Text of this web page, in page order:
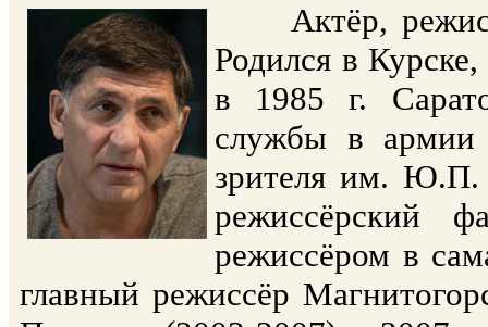
Актёр,
Родился в
в 1985 г.
службы в армии
зрителя им. Ю.П.
режиссёрский
режиссёром в
главный режиссёр